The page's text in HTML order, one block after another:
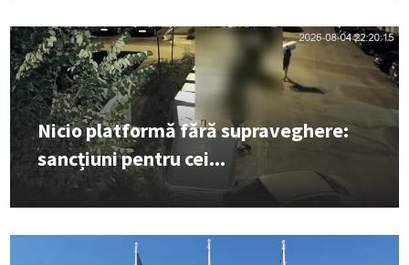
Nicio platformă fără supraveghere:
sancțiuni pentru cei...